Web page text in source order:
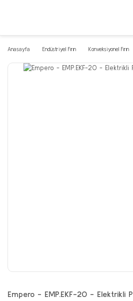
Anasayfa Endüstriyel Fırın Konveksiyonel Fırın
Empero - EMP.EKF-20 - Elektrikli